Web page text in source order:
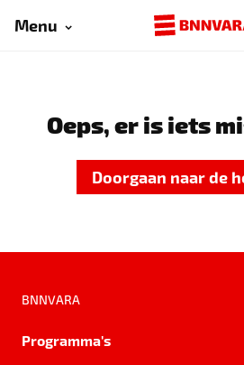
Menu
Oeps, er is iets
Doorgaan naar de
BNNVARA
Programma's